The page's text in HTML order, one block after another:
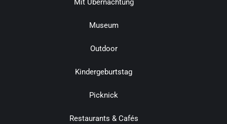
Mit Übernachtung
Museum
Outdoor
Kindergeburtstag
Picknick
Restaurants & Cafés